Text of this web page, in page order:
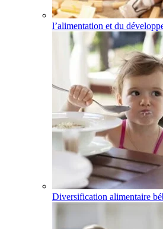
l’alimentation et du
Diversification alimentaire